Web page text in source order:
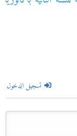
تسجيل الدخول